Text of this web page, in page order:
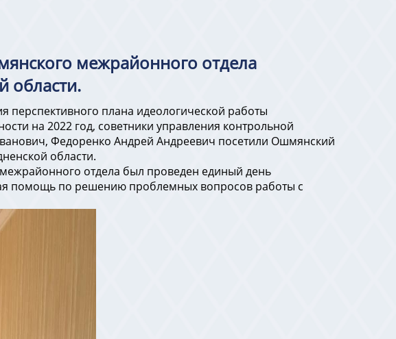
межрайонного отдела
области.
перспективного плана идеологической работы
на 2022 год, советники управления контрольной
Федоренко Андрей Андреевич посетили Ошмянский
области.
отдела был проведен единый день
помощь по решению проблемных вопросов работы с